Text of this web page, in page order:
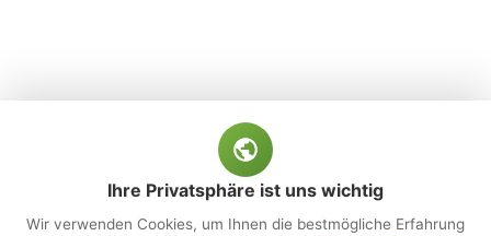
Ihre Privatsphäre ist uns wichtig
Wir verwenden Cookies, um Ihnen die bestmögliche Erfahrung